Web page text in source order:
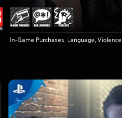
In-Game Purchases, Language, Violence